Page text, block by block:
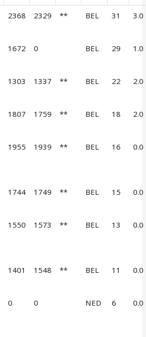
2368 2329 ** BEL 31 3.0
1672 0 BEL 29 1.0
1303 1337 ** BEL 22 2.0
1807 1759 ** BEL 18 2.0
1955 1939 ** BEL 16 0.0
1744 1749 ** BEL 15 0.0
1550 1573 ** BEL 13 0.0
1401 1548 ** BEL 11 0.0
0 0 NED 6 0.0